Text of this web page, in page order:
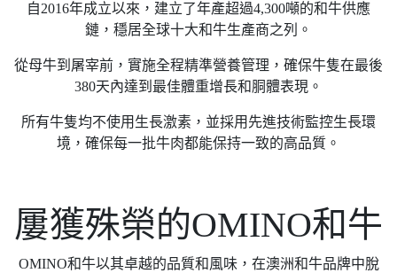
自2016年成立以來，建立了年產超過4,300噸的和牛供應
鏈，穩居全球十大和牛生產商之列。
從母牛到屠宰前，實施全程精準營養管理，確保牛隻在最後
380天內達到最佳體重增長和胴體表現。
所有牛隻均不使用生長激素，並採用先進技術監控生長環
境，確保每一批牛肉都能保持一致的高品質。
屢獲殊榮的OMINO和牛
OMINO和牛以其卓越的品質和風味，在澳洲和牛品牌中脫